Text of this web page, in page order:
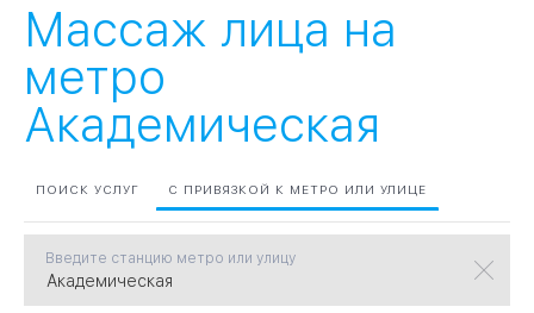
СЗАО 01
Массаж лица на
метро
Академическая
ПОИСК УСЛУГ С ПРИВЯЗКОЙ К МЕТРО ИЛИ УЛИЦЕ
Введите станцию метро или улицу